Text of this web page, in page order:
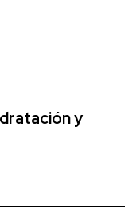
y